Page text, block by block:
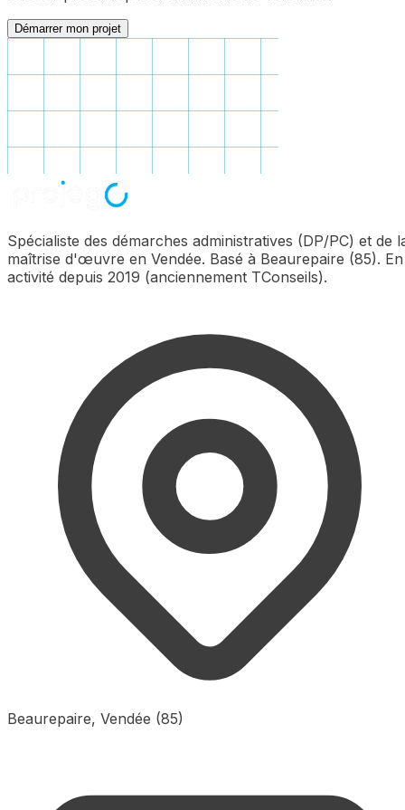
Démarrer mon projet
Spécialiste des démarches administratives (DP/PC) et de
maîtrise d'œuvre en Vendée. Basé à Beaurepaire (85). En
activité depuis 2019 (anciennement TConseils).
Beaurepaire, Vendée (85)